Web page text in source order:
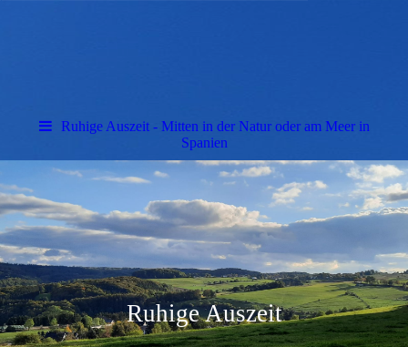
Ruhige Auszeit - Mitten in der Natur oder am Meer in
Spanien
Ruhige Auszeit